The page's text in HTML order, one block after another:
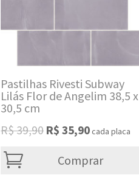
Pastilhas Rivesti Subway
Lilás Flor de Angelim 38,5 x
30,5 cm
R$39,90 Original
was:
R$ 39,90.
R$ 35,90Current
R$ 35,90.
cada placa
Comprar